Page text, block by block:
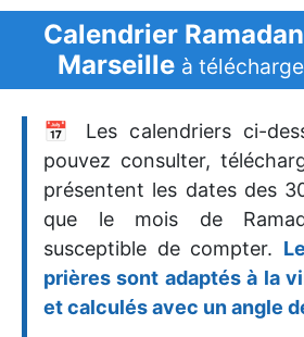
Calendrier
Marseille à
📅 Les calendriers ci-
pouvez consulter,
présentent les dates des
que le mois de
susceptible de compter.
prières sont adaptés à la
et calculés avec un angle